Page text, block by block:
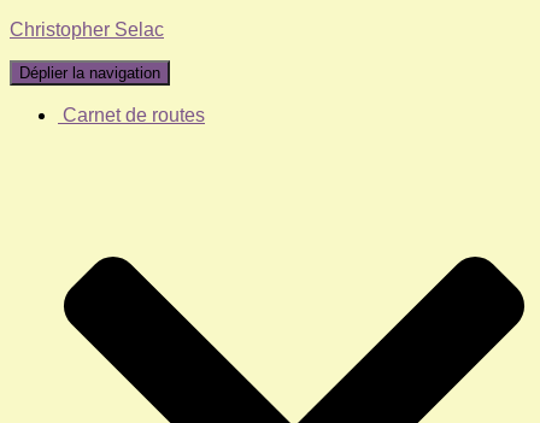
Christopher Selac
Déplier la navigation
Carnet de routes